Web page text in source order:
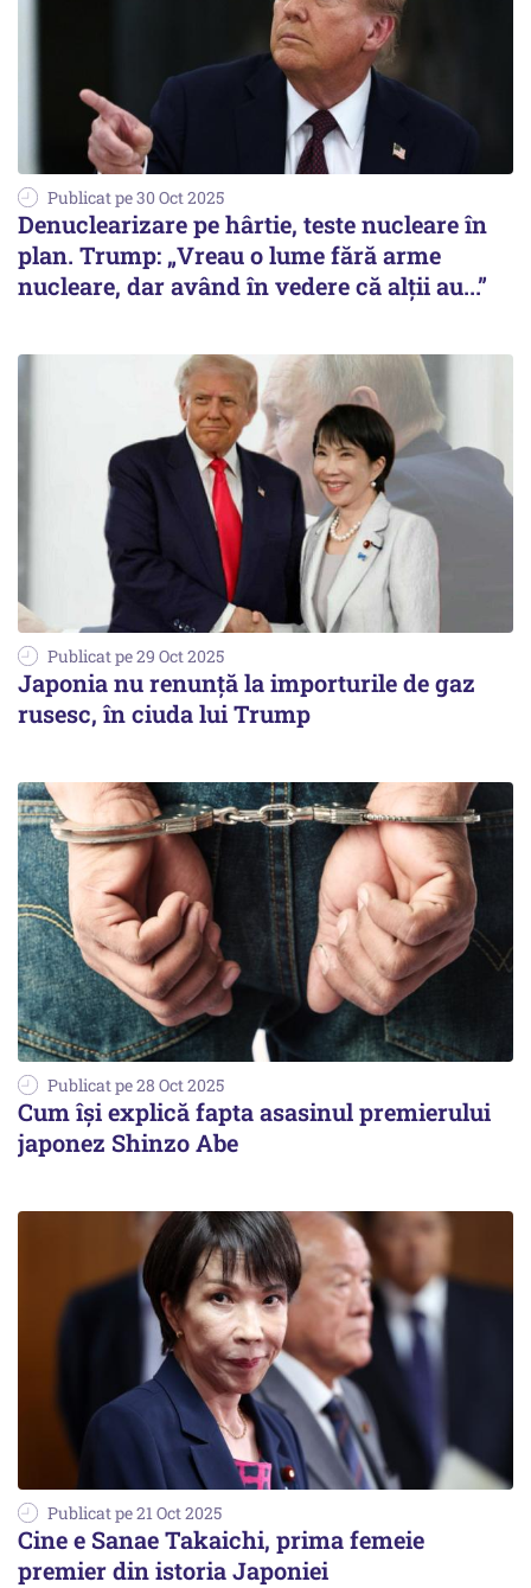
Publicat pe 30 Oct 2025
Denuclearizare pe hârtie, teste nucleare în
plan. Trump: „Vreau o lume fără arme
nucleare, dar având în vedere că alții au...”
Publicat pe 29 Oct 2025
Japonia nu renunță la importurile de gaz
rusesc, în ciuda lui Trump
Publicat pe 28 Oct 2025
Cum își explică fapta asasinul premierului
japonez Shinzo Abe
Publicat pe 21 Oct 2025
Cine e Sanae Takaichi, prima femeie
premier din istoria Japoniei